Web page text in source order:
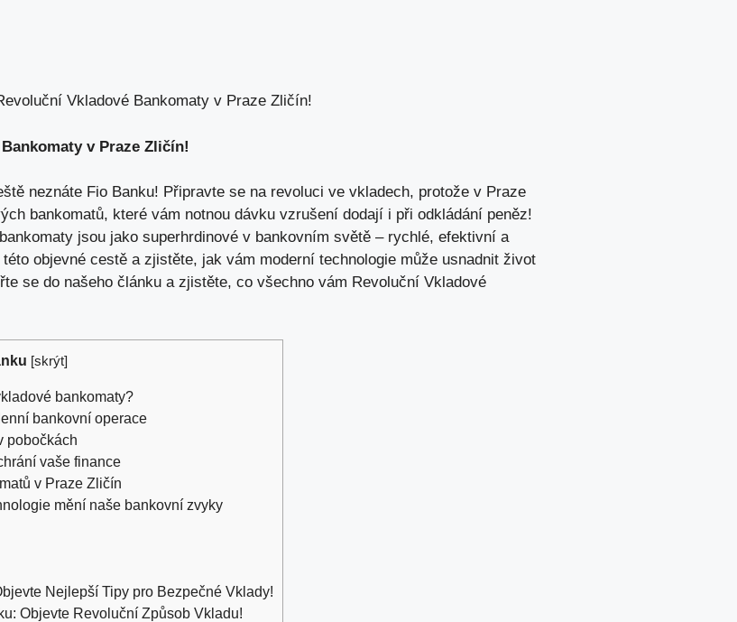
Vkladové Bankomaty v Praze Zličín!
v Praze Zličín!
neznáte Fio Banku! Připravte se na revoluci ve vkladech, protože v Praze
bankomatů, které vám notnou dávku vzrušení dodají i při odkládání peněz!
jsou jako superhrdinové v bankovním světě – rychlé, efektivní a
objevné cestě a zjistěte, jak vám moderní technologie může usnadnit život
se do našeho článku a zjistěte, co všechno vám Revoluční Vkladové
[skrýt]
bankomaty?
bankovní operace
pobočkách
vaše finance
v Praze Zličín
mění naše bankovní zvyky
Nejlepší Tipy pro Bezpečné Vklady!
Objevte Revoluční Způsob Vkladu!